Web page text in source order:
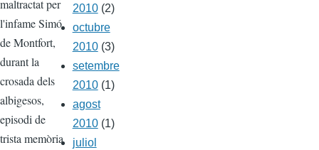
maltractat per
l'infame Simó
de Montfort,
durant la
crosada dels
albigesos,
episodi de
trista memòria
2010(2)
octubre
2010(3)
setembre
2010(1)
agost
2010(1)
juliol